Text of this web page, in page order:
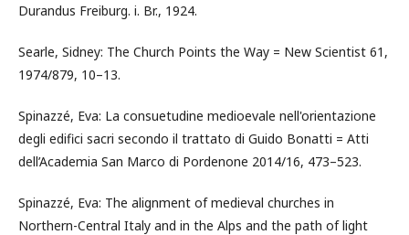
Durandus Freiburg. i. Br., 1924.
Searle, Sidney: The Church Points the Way = New Scientist 61,
1974/879, 10–13.
Spinazzé, Eva: La consuetudine medioevale nell'orientazione
degli edifici sacri secondo il trattato di Guido Bonatti = Atti
dell’Academia San Marco di Pordenone 2014/16, 473–523.
Spinazzé, Eva: The alignment of medieval churches in
Northern-Central Italy and in the Alps and the path of light